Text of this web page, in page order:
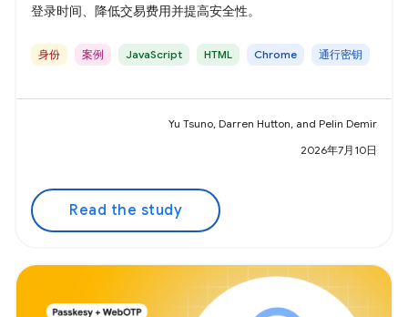
登录时间、降低交易费用并提高安全性。
身份 案例 JavaScript HTML Chrome 通行密钥
Yu Tsuno, Darren Hutton, and Pelin Demir
2026年7月10日
Read the study